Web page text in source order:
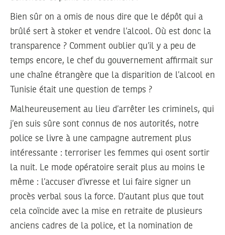
Bien sûr on a omis de nous dire que le dépôt qui a
brûlé sert à stoker et vendre l’alcool. Où est donc la
transparence ? Comment oublier qu’il y a peu de
temps encore, le chef du gouvernement affirmait sur
une chaîne étrangère que la disparition de l’alcool en
Tunisie était une question de temps ?
Malheureusement au lieu d’arrêter les criminels, qui
j’en suis sûre sont connus de nos autorités, notre
police se livre à une campagne autrement plus
intéressante : terroriser les femmes qui osent sortir
la nuit. Le mode opératoire serait plus au moins le
même : l’accuser d’ivresse et lui faire signer un
procès verbal sous la force. D’autant plus que tout
cela coïncide avec la mise en retraite de plusieurs
anciens cadres de la police, et la nomination de